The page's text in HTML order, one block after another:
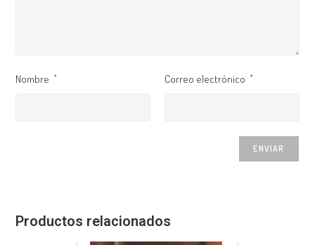
Nombre * Correo electrónico *
Productos relacionados